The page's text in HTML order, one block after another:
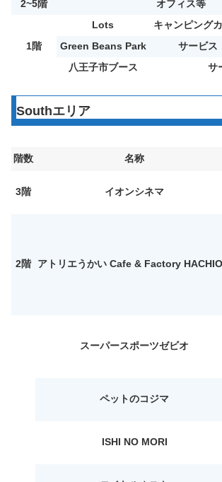
2~5階 オフィス等
1階
Lots
キャンピング
Green Beans Park
サービス
八王子市ブース
サ
Southエリア
階数 名称
3階 イオンシネマ
2階 アトリエうかい Cafe & Factory
スーパースポーツゼビオ
ペットのコジマ
ISHI NO MORI